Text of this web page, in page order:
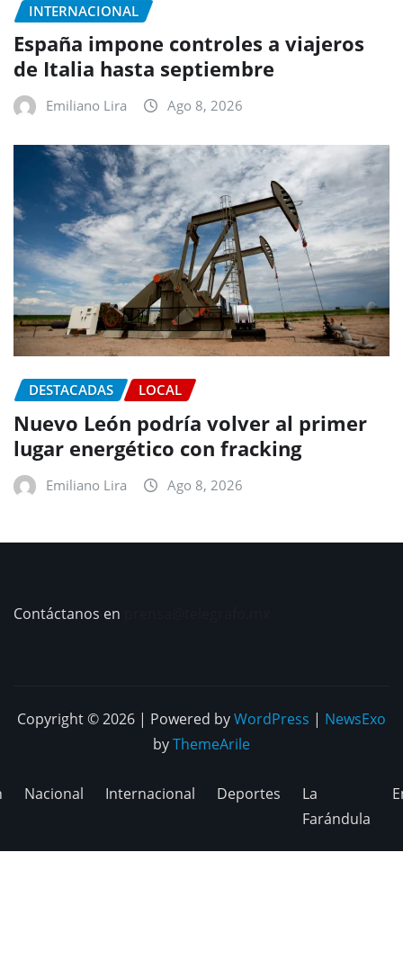
INTERNACIONAL
España impone controles a viajeros
de Italia hasta septiembre
Emiliano Lira Ago 8, 2026
DESTACADAS LOCAL
Nuevo León podría volver al primer
lugar energético con fracking
Emiliano Lira Ago 8, 2026
Contáctanos en
Copyright © 2026 | Powered byWordPress | NewsExo
byThemeArile
Nacional Internacional Deportes
La
Farándula